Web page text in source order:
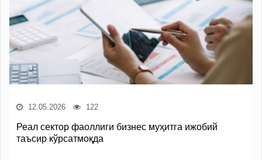
12.05.2026 122
Реал сектор фаоллиги бизнес муҳитга ижобий
таъсир кўрсатмоқда